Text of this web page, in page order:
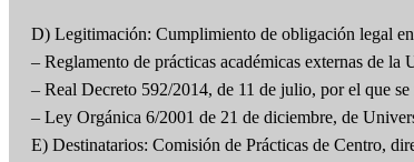
D) Legitimación: Cumplimiento de obligación legal
– Reglamento de prácticas académicas externas de
– Real Decreto 592/2014, de 11 de julio, por el que
– Ley Orgánica 6/2001 de 21 de diciembre, de
E) Destinatarios: Comisión de Prácticas de Centro,